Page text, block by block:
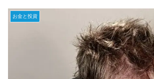
お金と投資